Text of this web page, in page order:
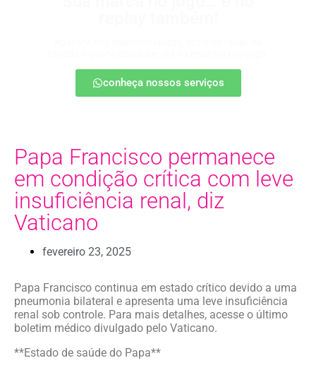
conheça nossos serviços
Papa Francisco permanece
em condição crítica com leve
insuficiência renal, diz
Vaticano
fevereiro 23, 2025
Papa Francisco continua em estado crítico devido a uma
pneumonia bilateral e apresenta uma leve insuficiência
renal sob controle. Para mais detalhes, acesse o último
boletim médico divulgado pelo Vaticano.
**Estado de saúde do Papa**